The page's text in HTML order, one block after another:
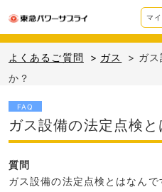
マ
よくあるご質問 > ガス > ガ
か？
FAQ
ガス設備の法定点検と
質問
ガス設備の法定点検とはなんで